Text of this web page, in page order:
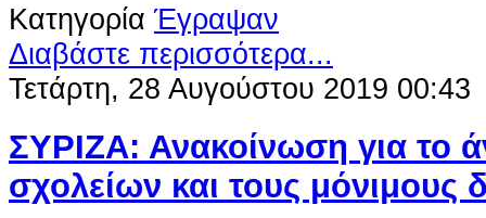
Κατηγορία Έγραψαν
Διαβάστε περισσότερα...
Τετάρτη, 28 Αυγούστου 2019 00:43
ΣΥΡΙΖΑ: Ανακοίνωση για το
σχολείων και τους μόνιμους